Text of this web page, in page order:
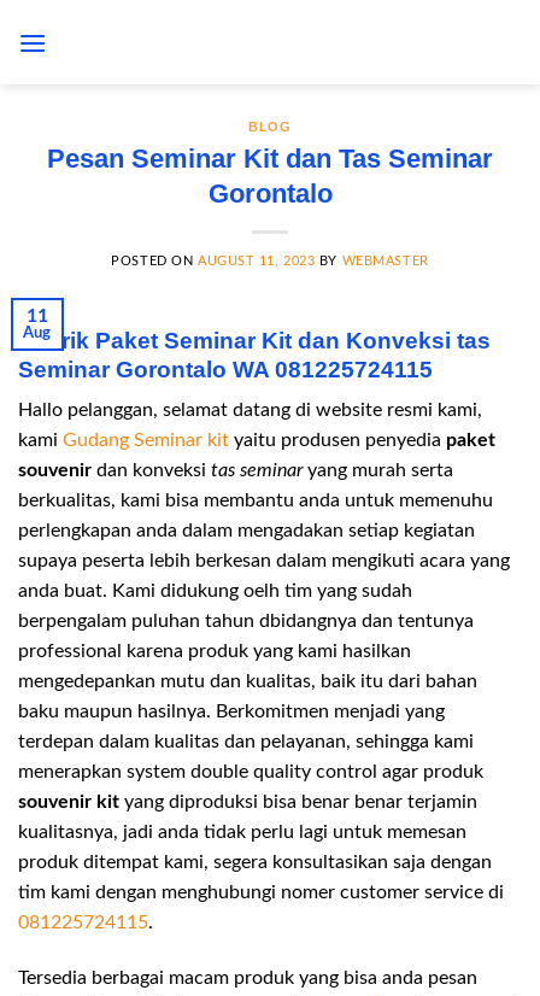
BLOG
Pesan Seminar Kit dan Tas Seminar
Gorontalo
POSTED ON AUGUST 11, 2023 BY WEBMASTER
11
Aug
Pabrik Paket Seminar Kit dan Konveksi tas
Seminar Gorontalo WA 081225724115
Hallo pelanggan, selamat datang di website resmi kami,
kami Gudang Seminar kit yaitu produsen penyedia paket
souvenir dan konveksi tas seminaryang murah serta
berkualitas, kami bisa membantu anda untuk memenuhu
perlengkapan anda dalam mengadakan setiap kegiatan
supaya peserta lebih berkesan dalam mengikuti acara yang
anda buat. Kami didukung oelh tim yang sudah
berpengalam puluhan tahun dbidangnya dan tentunya
professional karena produk yang kami hasilkan
mengedepankan mutu dan kualitas, baik itu dari bahan
baku maupun hasilnya. Berkomitmen menjadi yang
terdepan dalam kualitas dan pelayanan, sehingga kami
menerapkan system double quality control agar produk
souvenir kit yang diproduksi bisa benar benar terjamin
kualitasnya, jadi anda tidak perlu lagi untuk memesan
produk ditempat kami, segera konsultasikan saja dengan
tim kami dengan menghubungi nomer customer service di
081225724115.
Tersedia berbagai macam produk yang bisa anda pesan